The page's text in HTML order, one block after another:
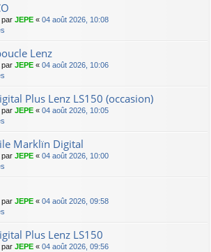
par JEPE « 04 août 2026, 10:08
Lenz
par JEPE « 04 août 2026, 10:06
Plus Lenz LS150 (occasion)
par JEPE « 04 août 2026, 10:05
Marklïn Digital
par JEPE « 04 août 2026, 10:00
par JEPE « 04 août 2026, 09:58
Plus Lenz LS150
par JEPE « 04 août 2026, 09:56